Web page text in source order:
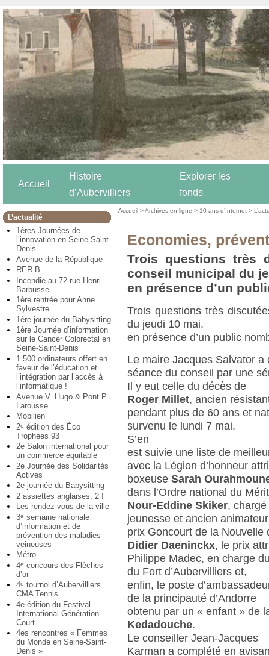
Accueil
Histoire
d’Aubervilliers
Explorer les
fonds
L’actualité
1ères Journées de
l’innovation en Seine-Saint-
Denis
Avenue de la République
RER B
Incendie au 72 rue Henri
Barbusse
1ère rentrée pour Anne
Sylvestre
1ère journée du Babysitting
1ère Journée d’information
sur le Cancer Colorectal en
Seine-Saint-Denis
1 500 ordinateurs offert en
faveur de l’éducation et
l’intégration par l’accès à
l’informatique !
Avenue V. Hugo & Pont P.
Larousse
Mobilien
2e édition des Éco
Trophées 93
2e Salon international pour
un commerce équitable
2e Journée des Solidarités
Actives
2e journée du Babysitting
2 assiettes anglaises, 2 !
Les rendez-vous de la ville
3e semaine nationale
d’information et de
prévention des maladies
veineuses
Métro
4e concours des Flèches
d’or
4e tournoi d’Aubervilliers
CMA Tennis
4e édition du Festival
International Génération
Court
4es rencontres « Femmes
du Monde en Seine-Saint-
Denis »
Accueil >Archives en ligne > 10 ans d’Internet >
Economies,
Trois questions très
conseil municipal du
en présence d’un
Trois questions très
du jeudi 10 mai,
en présence d’un public
Le maire Jacques Salvator a
séance du conseil par une
Il y eut celle du décès de
Roger Millet, ancien
pendant plus de 60 ans et
survenu le lundi 7 mai.
S’en
est suivie une liste de
avec la Légion d’honneur
boxeuseSarah
dans l’Ordre national du
Nour-Eddine Skiker,
jeunesse et ancien
prix Goncourt de la Nouvelle
Didier Daeninckx, le prix
Philippe Madec, en charge
du Fort d’Aubervilliers et,
enfin, le poste
de la principauté d’Andorre
obtenu par un « enfant » de
Kedadouche.
Le conseiller Jean-Jacques
Karman a complété en